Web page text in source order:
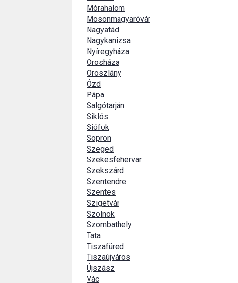
Mórahalom
Mosonmagyaróvár
Nagyatád
Nagykanizsa
Nyíregyháza
Orosháza
Oroszlány
Ózd
Pápa
Salgótarján
Siklós
Siófok
Sopron
Szeged
Székesfehérvár
Szekszárd
Szentendre
Szentes
Szigetvár
Szolnok
Szombathely
Tata
Tiszafüred
Tiszaújváros
Újszász
Vác